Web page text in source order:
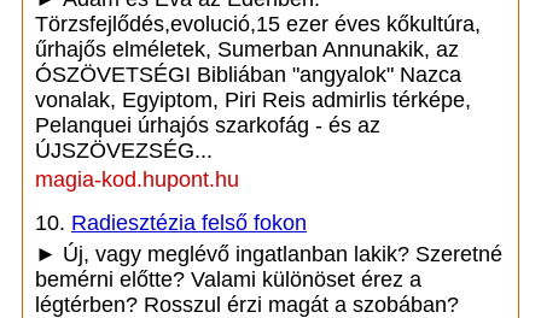
Törzsfejlődés,evolució,15 ezer éves kőkultúra,
űrhajős elméletek, Sumerban Annunakik, az
ÓSZÖVETSÉGI Bibliában "angyalok" Nazca
vonalak, Egyiptom, Piri Reis admirlis térképe,
Pelanquei úrhajós szarkofág - és az
ÚJSZÖVEZSÉG...
magia-kod.hupont.hu
10. Radiesztézia felső fokon
► Új, vagy meglévő ingatlanban lakik? Szeretné
bemérni előtte? Valami különöset érez a
légtérben? Rosszul érzi magát a szobában?